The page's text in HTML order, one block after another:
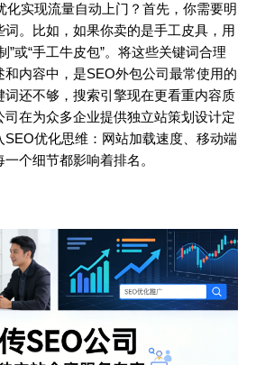
化实现流量自动上门？首先，你需要明
。比如，如果你卖的是手工皮具，用
”或“手工牛皮包”。将这些关键词合理
内容中，是SEO外包公司最常使用的
还不够，搜索引擎现在更看重内容质
在为众多企业提供独立站策划设计定
优化思维：网站加载速度、移动端
个细节都影响着排名。